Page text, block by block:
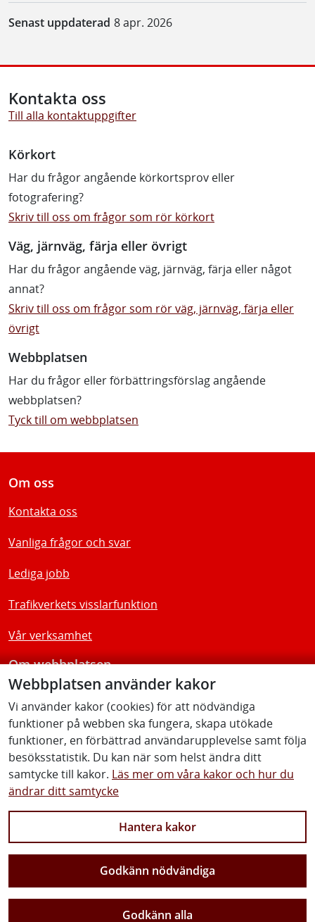
Senast uppdaterad 8 apr. 2026
Webbplatsen använder kakor
Vi använder kakor (cookies) för att nödvändiga
funktioner på webben ska fungera, skapa utökade
funktioner, en förbättrad användarupplevelse samt följa
besöksstatistik. Du kan när som helst ändra ditt
samtycke till kakor. Läs mer om våra kakor och hur du
ändrar ditt samtycke
Hantera kakor
Godkänn nödvändiga
Godkänn alla
Kontakta oss
Till alla kontaktuppgifter
Körkort
Har du frågor angående körkortsprov eller
fotografering?
Skriv till oss om frågor som rör körkort
Väg, järnväg, färja eller övrigt
Har du frågor angående väg, järnväg, färja eller något
annat?
Skriv till oss om frågor som rör väg, järnväg, färja eller
övrigt
Webbplatsen
Har du frågor eller förbättringsförslag angående
webbplatsen?
Tyck till om webbplatsen
Vi gör Sverige närmare
Om oss
Kontakta oss
Vanliga frågor och svar
Lediga jobb
Trafikverkets visslarfunktion
Vår verksamhet
Om webbplatsen
Tillgänglighetsredogörelse
Följ oss
Facebook Youtube